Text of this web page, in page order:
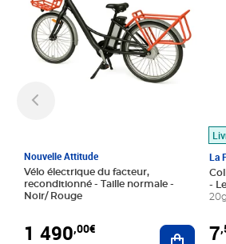
Nouvelle Attitude
Vélo électrique du facteur,
reconditionné - Taille normale -
Noir/ Rouge
1 490,00€ Ajouter
La
-
7